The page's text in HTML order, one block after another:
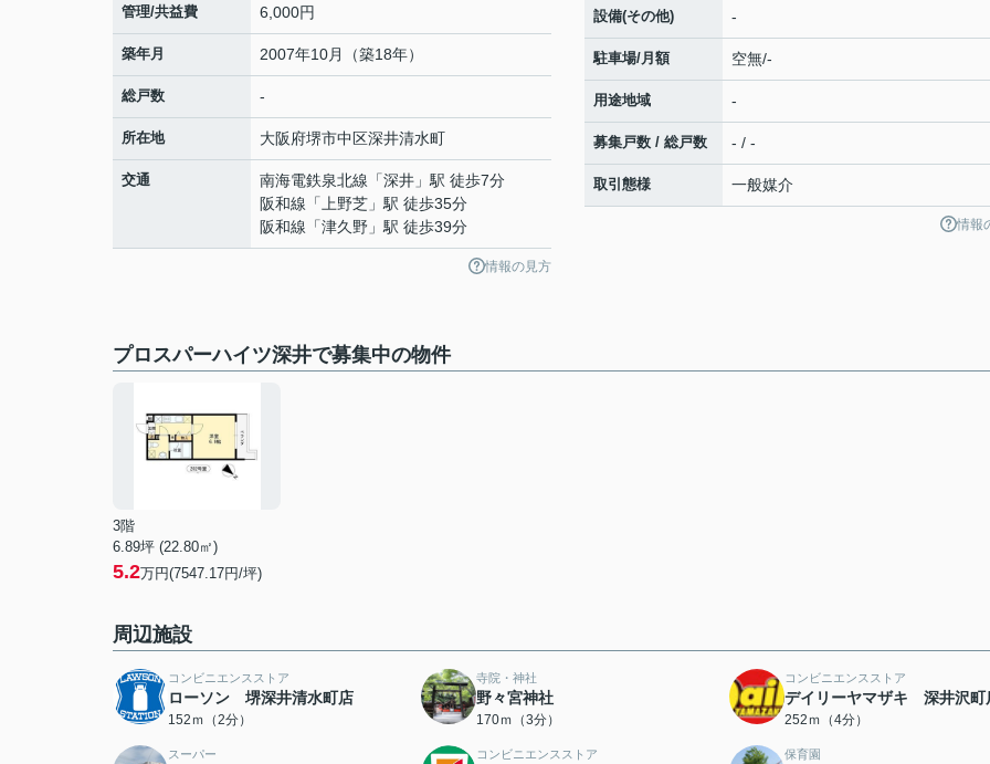
管理/共益費 6,000円
築年月 2007年10月（築18年）
総戸数 -
所在地 大阪府堺市中区深井清水町
交通 南海電鉄泉北線 「深井 」駅 徒歩7分
阪和線 「 上野芝 」駅 徒歩35分
阪和線 「津久野 」駅 徒歩39分
情報の見方
設備(その他) -
駐車場/月額 空無/-
用途地域 -
募集戸数 / 総戸数 - / -
取引態様 一般媒介
情報
プロスパーハイツ深井で募集中の物件
3階
6.89坪 (22.80㎡)
5.2万円(7547.17円/坪)
周辺施設
コンビニエンスストア
ローソン 堺深井清水町店
152ｍ（2分）
寺院・神社
野々宮神社
170ｍ（3分）
コンビニエンスストア
デイリーヤマザキ 深井沢町
252ｍ（4分）
スーパー コンビニエンスストア 保育園